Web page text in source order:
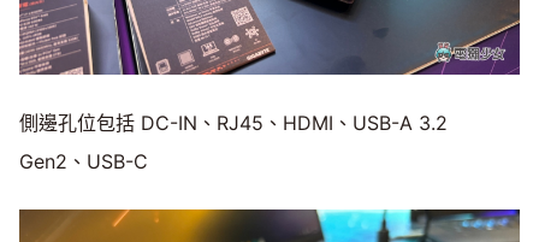
側邊孔位包括 DC-IN、RJ45、HDMI、USB-A 3.2
Gen2、USB-C